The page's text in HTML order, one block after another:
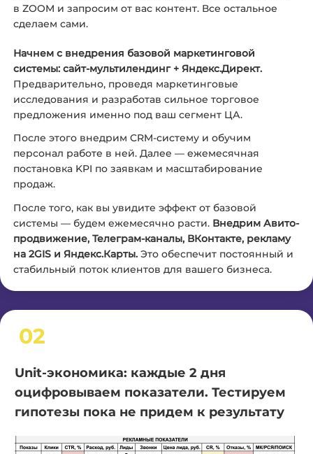
в ZOOM и запросим от вас контент. Все остальное
сделаем сами.
Начнем с внедрения базовой маркетинговой
системы: сайт-мультилендинг + Яндекс.Директ.
Предварительно, проведя маркетинговые
исследования и разработав сильное торговое
предложения именно под ваш сегмент ЦА.
После этого внедрим CRM-систему и обучим
персонал работе в ней. Далее — ежемесячная
постановка KPI по заявкам и масштабирование
продаж.
После того, как вы увидите эффект от базовой
системы — будем ежемесячно расти. Внедрим Авито-
продвижение, Телеграм-каналы, ВКонтакте, рекламу
на 2GIS и Яндекс.Карты. Это обеспечит постоянный и
стабильный поток клиентов для вашего бизнеса.
02
Unit-экономика: каждые 2 дня
оцифровываем показатели. Тестируем
гипотезы пока не придем к результату